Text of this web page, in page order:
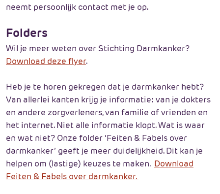
neemt persoonlijk contact met je op.
Folders
Wil je meer weten over Stichting Darmkanker?
Download deze flyer.
Heb je te horen gekregen dat je darmkanker hebt?
Van allerlei kanten krijg je informatie: van je dokters
en andere zorgverleners, van familie of vrienden en
het internet. Niet alle informatie klopt. Wat is waar
en wat niet? Onze folder ‘Feiten & Fabels over
darmkanker’ geeft je meer duidelijkheid. Dit kan je
helpen om (lastige) keuzes te maken. Download
Feiten & Fabels over darmkanker.